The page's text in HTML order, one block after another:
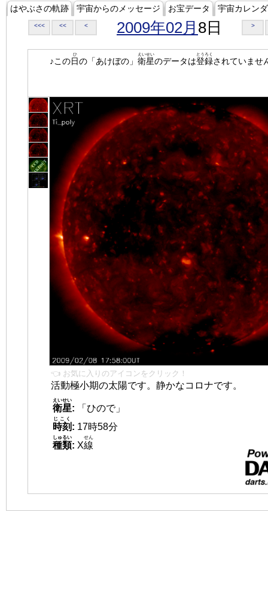
はやぶさの軌跡 宇宙からのメッセージ お宝データ 宇宙カレン
<<< << < 2009年02月 8日 >
♪この日
ひ
の「あけぼの」 衛星
えいせい
のデータは登録
とうろく
されていませ
👈 お気に入りのアイコンをクリック！
活動極小期の太陽です。静かなコロナです。
衛星
えいせい
:
「ひので」
時刻
じこく
: 17時58分
種類
しゅるい
: X線
せん